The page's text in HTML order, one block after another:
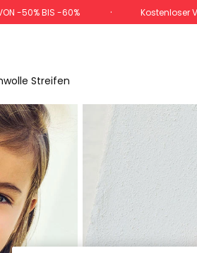
VON -50% BIS -60% Kostenloser
Streifen